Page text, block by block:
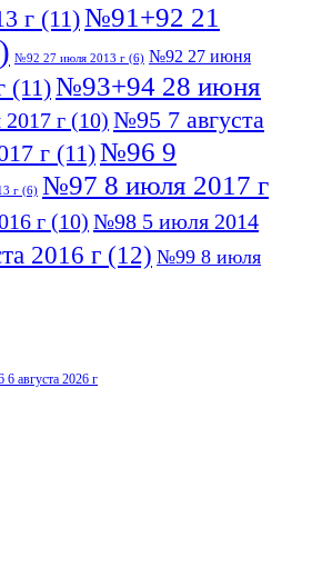
г (11)№91+92 21
№92 27 июля 2013 г (6) №92 27 июня
(11)№93+94 28 июня
г (10) №95 7 августа
г (11)№96 9
г (6) №97 8 июля 2017 г
г (10) №98 5 июля 2014
2016 г (12) №99 8 июля
августа 2026 г